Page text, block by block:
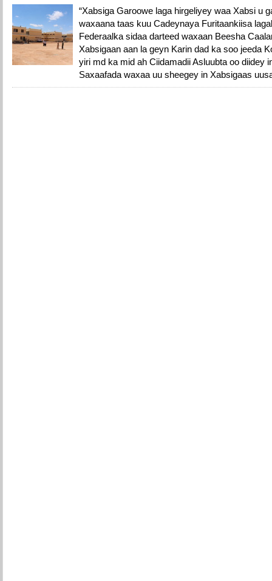
“Xabsiga Garoowe laga hirgeliyey waa Xabsi u
waxaana taas kuu Cadeynaya Furitaankiisa
Federaalka sidaa darteed waxaan Beesha
Xabsigaan aan la geyn Karin dad ka soo jeeda
yiri md ka mid ah Ciidamadii Asluubta oo diidey
Saxaafada waxaa uu sheegey in Xabsigaas